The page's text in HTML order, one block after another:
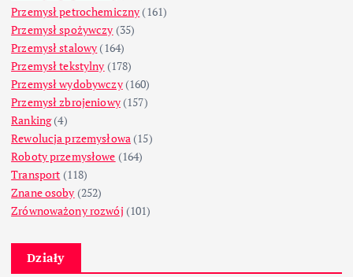
Przemysł petrochemiczny (161)
Przemysł spożywczy (35)
Przemysł stalowy (164)
Przemysł tekstylny (178)
Przemysł wydobywczy(160)
Przemysł zbrojeniowy(157)
Ranking(4)
Rewolucja przemysłowa (15)
Roboty przemysłowe (164)
Transport (118)
Znane osoby (252)
Zrównoważony rozwój (101)
Działy